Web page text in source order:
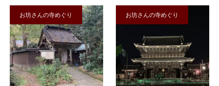
お坊さんの寺めぐり お坊さんの寺めぐり